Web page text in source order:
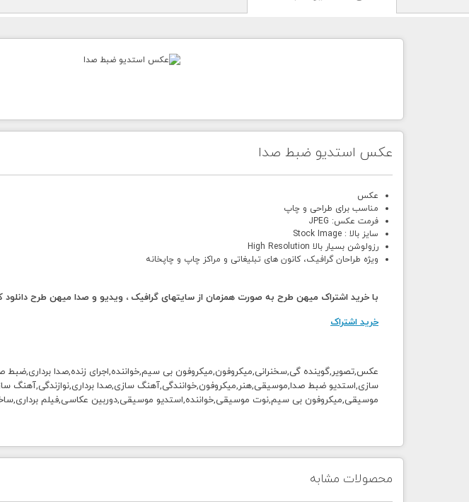
عکس استدیو ضبط صدا
عکس
مناسب برای طراحی و چاپ
فرمت عکس: JPEG
سایز بالا : Stock Image
رزولوشن بسیار بالا High Resolution
ویژه طراحان گرافیک، کانون های تبلیغاتی و مراکز چاپ و چاپخانه
با خرید اشتراک میهن طرح به صورت همزمان از سایتهای گرافیک ، ویدیو و صدا میهن طرح دانلود
خرید اشتراک
عکس,تصویر,گوینده گی,سخنرانی,میکروفون,میکروفون بی سیم,خواننده,اجرای زنده,صدا
سازی,استدیو ضبط صدا,موسیقی,هنر,میکروفون,خوانندگی,آهنگ سازی,صدا برداری,نوازندگی,آهنگ
موسیقی,میکروفون بی سیم,نوت موسیقی,خواننده,استدیو موسیقی,دوربین عکاسی,فیلم
محصولات مشابه